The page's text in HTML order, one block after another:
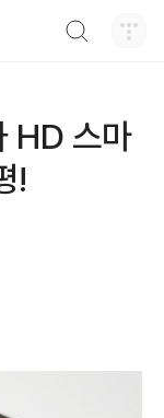
HD 스마
!